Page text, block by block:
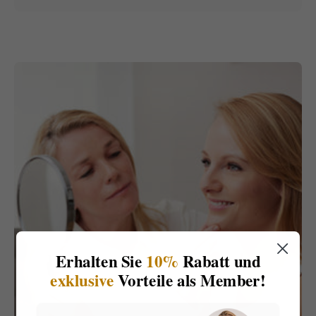
Erhalten Sie 10% Rabatt und
exklusiveVorteile als Member!